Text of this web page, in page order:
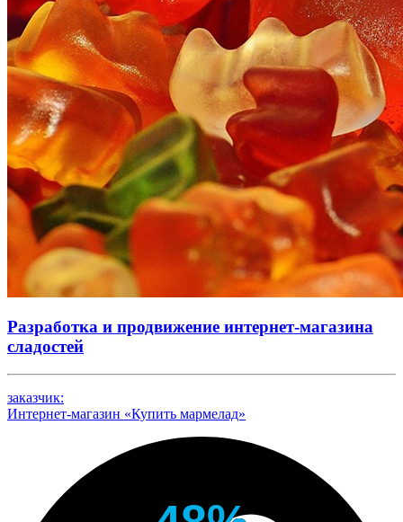
Разработка и продвижение интернет-магазина
сладостей
заказчик:
Интернет-магазин «Купить мармелад»